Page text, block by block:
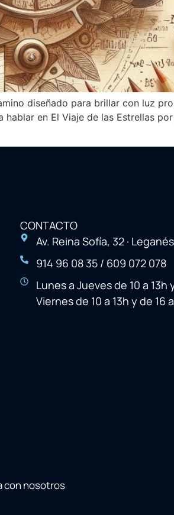
diseñado para brillar con luz
en El Viaje de las Estrellas
CONTACTO
Av. Reina Sofía, 32 ·
914 96 08 35 / 609 072 078
Lunes a Jueves de 10 a 13h
Viernes de 10 a 13h y de 16
con nosotros